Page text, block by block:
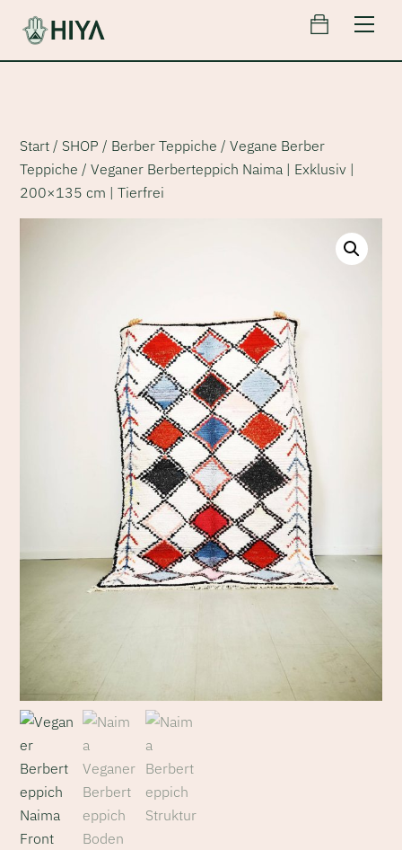
content
Cart
Start / SHOP / Berber Teppiche /Vegane Berber
Teppiche / Veganer Berberteppich Naima | Exklusiv |
200×135 cm | Tierfrei